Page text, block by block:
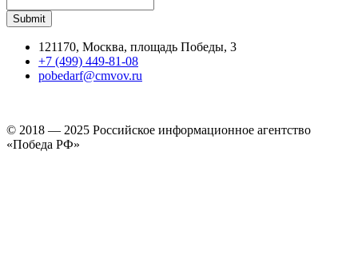
121170, Москва, площадь Победы, 3
+7 (499) 449-81-08
pobedarf@cmvov.ru
© 2018 — 2025 Российское информационное агентство
«Победа РФ»